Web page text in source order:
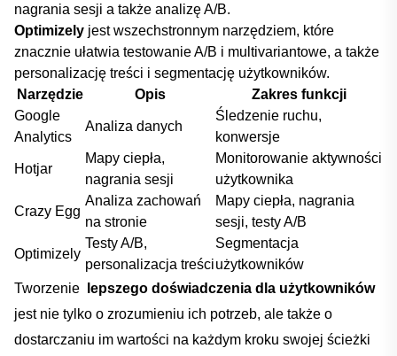
nagrania⁣ sesji a także analizę A/B.
Optimizely jest wszechstronnym narzędziem, które
znacznie‌ ułatwia testowanie⁣ A/B i multivariantowe,⁣ a⁢ także
personalizację treści i​ segmentację użytkowników.
Narzędzie
Opis
Zakres ‍funkcji
Google
Analytics
Analiza danych
Śledzenie ruchu,
konwersje
Hotjar
Mapy ⁤ciepła,
nagrania ​sesji
Monitorowanie ⁢aktywności
użytkownika
Crazy Egg
Analiza zachowań
na stronie
Mapy ciepła, ‌nagrania
sesji, testy A/B
Optimizely
Testy A/B,
personalizacja treści
Segmentacja
‌użytkowników
Tworzenie ⁣
lepszego ⁤doświadczenia dla ⁣użytkowników
jest nie tylko o zrozumieniu⁢ ich⁢ potrzeb, ale także o‍
dostarczaniu​ im⁣ wartości⁤ na każdym kroku swojej ścieżki